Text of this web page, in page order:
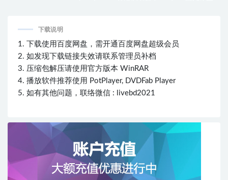
下载说明
1. 下载使用百度网盘，需开通百度网盘超级会员
2. 如发现下载链接失效请联系管理员补档
3. 压缩包解压请使用官方版本 WinRAR
4. 播放软件推荐使用 PotPlayer, DVDFab Player
5. 如有其他问题，联络微信 : livebd2021